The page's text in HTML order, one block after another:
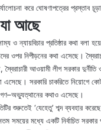
করে ঘোষণাপত্রের প্রস্তাব
আছে
ও ন্যায়বিচার প্রতিষ্ঠার কথা
ওপর নিপীড়নের কথা এসেছে।
আওয়ামী লীগ সরকার
এসেছে। সরকারি চাকরিতে
গণ–অভ্যুত্থানের কথাও এসেছে।
শুরুতেই ‘যেহেতু’ শব্দ ব্যবহার
সময়ের মধ্যে একটি নির্বাচিত সরকার